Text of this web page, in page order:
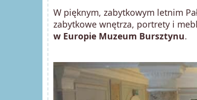
W pięknym, zabytkowym letnim
zabytkowe wnętrza, portrety i
w Europie Muzeum Bursztynu.